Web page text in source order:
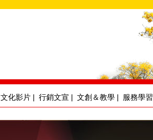
文化影片 | 行銷文宣 | 文創＆教學 | 服務學習